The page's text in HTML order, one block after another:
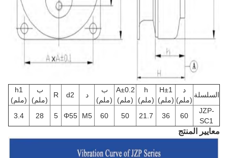
السلسلة
(ملم)
H±1
(ملم)
(ملم)
A±0.2
(ملم)
ب
(ملم)
d2
R
ب
(ملم)
h1
(ملم)
JZP-
SC1
60
36
21.7
50
60
M5
Φ55
5
28
3.4
معايير المنتج